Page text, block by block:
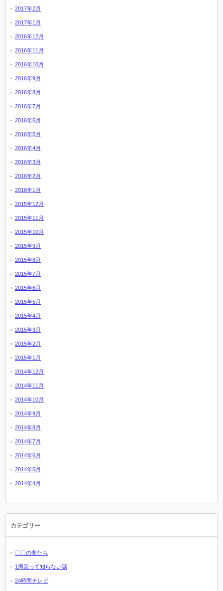
2017年2月
2017年1月
2016年12月
2016年11月
2016年10月
2016年9月
2016年8月
2016年7月
2016年6月
2016年5月
2016年4月
2016年3月
2016年2月
2016年1月
2015年12月
2015年11月
2015年10月
2015年9月
2015年8月
2015年7月
2015年6月
2015年5月
2015年4月
2015年3月
2015年2月
2015年1月
2014年12月
2014年11月
2014年10月
2014年9月
2014年8月
2014年7月
2014年6月
2014年5月
2014年4月
カテゴリー
〇〇の妻たち
1周回って知らない話
24時間テレビ